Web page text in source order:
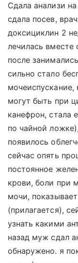
Сдала анализи
сдала посев,
доксициклин 2
лечилась
после
сильно стало
могут быть при
канефрон, стала
по чайной
появилось
сейчас опять
постоянное
крови, боли при
мочи,
(прилагается),
узнать какими
назад муж сдал
обнаружено. я